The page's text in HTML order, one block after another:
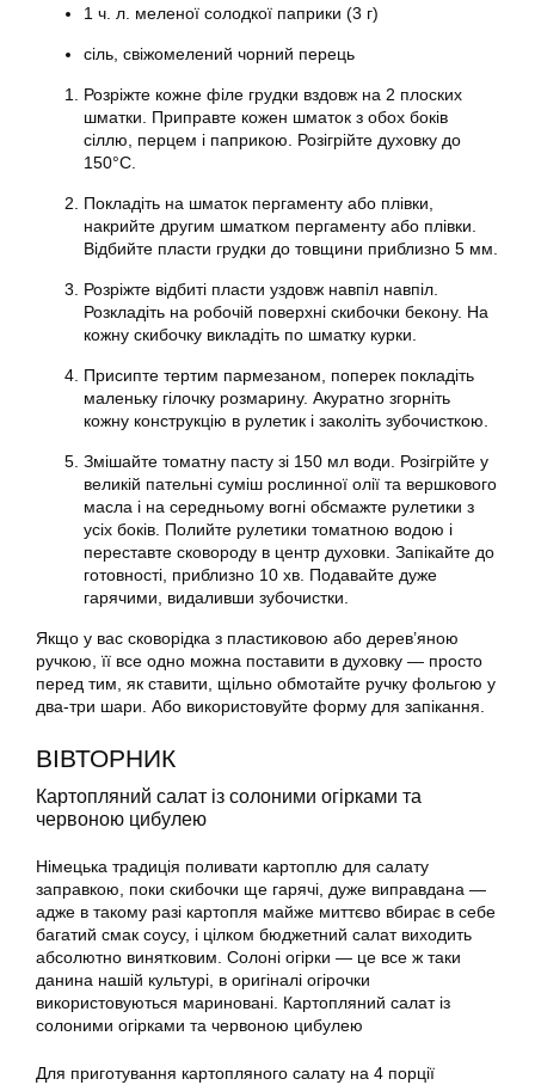
1 ч. л. меленої солодкої паприки (3 г)
сіль, свіжомелений чорний перець
Розріжте кожне філе грудки вздовж на 2 плоских
шматки. Приправте кожен шматок з обох боків
сіллю, перцем і паприкою. Розігрійте духовку до
150°С.
Покладіть на шматок пергаменту або плівки,
накрийте другим шматком пергаменту або плівки.
Відбийте пласти грудки до товщини приблизно 5 мм.
Розріжте відбиті пласти уздовж навпіл навпіл.
Розкладіть на робочій поверхні скибочки бекону. На
кожну скибочку викладіть по шматку курки.
Присипте тертим пармезаном, поперек покладіть
маленьку гілочку розмарину. Акуратно згорніть
кожну конструкцію в рулетик і заколіть зубочисткою.
Змішайте томатну пасту зі 150 мл води. Розігрійте у
великій пательні суміш рослинної олії та вершкового
масла і на середньому вогні обсмажте рулетики з
усіх боків. Полийте рулетики томатною водою і
переставте сковороду в центр духовки. Запікайте до
готовності, приблизно 10 хв. Подавайте дуже
гарячими, видаливши зубочистки.
Якщо у вас сковорідка з пластиковою або дерев’яною
ручкою, її все одно можна поставити в духовку — просто
перед тим, як ставити, щільно обмотайте ручку фольгою у
два-три шари. Або використовуйте форму для запікання.
ВІВТОРНИК
Картопляний салат із солоними огірками та
червоною цибулею
Німецька традиція поливати картоплю для салату
заправкою, поки скибочки ще гарячі, дуже виправдана —
адже в такому разі картопля майже миттєво вбирає в себе
багатий смак соусу, і цілком бюджетний салат виходить
абсолютно винятковим. Солоні огірки — це все ж таки
данина нашій культурі, в оригіналі огірочки
використовуються мариновані. Картопляний салат із
солоними огірками та червоною цибулею
Для приготування картопляного салату на 4 порції